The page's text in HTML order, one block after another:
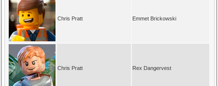
Chris Pratt Emmet Brickowski
Chris Pratt Rex Dangervest